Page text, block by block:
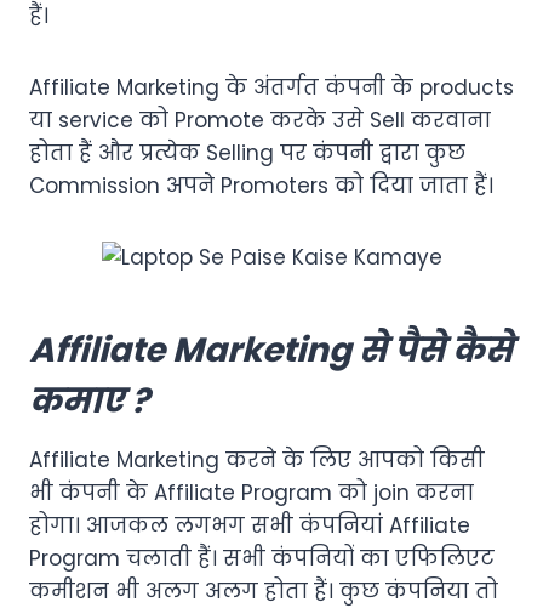
हैं।
Affiliate Marketing के अंतर्गत कंपनी के products
या service को Promote करके उसे Sell करवाना
होता हैं और प्रत्येक Selling पर कंपनी द्वारा कुछ
Commission अपने Promoters को दिया जाता हैं।
Affiliate Marketing से पैसे कैसे
कमाए ?
Affiliate Marketing करने के लिए आपको किसी
भी कंपनी के Affiliate Program को join करना
होगा। आजकल लगभग सभी कंपनियां Affiliate
Program चलाती हैं। सभी कंपनियों का एफिलिएट
कमीशन भी अलग अलग होता हैं। कुछ कंपनिया तो